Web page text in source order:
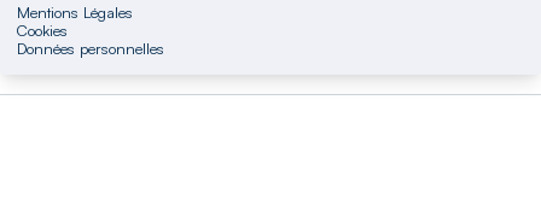
Mentions Légales
Cookies
Données personnelles